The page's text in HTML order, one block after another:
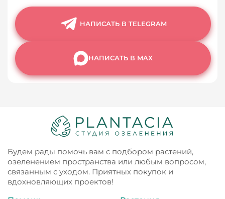
НАПИСАТЬ В TELEGRAM
НАПИСАТЬ В MAX
Будем рады помочь вам с подбором растений,
озеленением пространства или любым вопросом,
связанным с уходом. Приятных покупок и
вдохновляющих проектов!